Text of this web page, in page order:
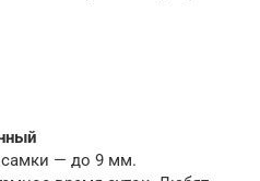
— до 9 мм.